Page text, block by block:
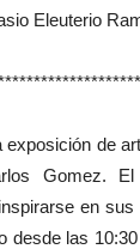
Eleuterio
de
Gomez.
en
desde las